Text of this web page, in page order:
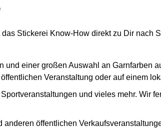
Stickerei Know-How direkt zu Dir nach
einer großen Auswahl an Garnfarben
Veranstaltung oder auf einem
und vieles mehr. Wir
öffentlichen